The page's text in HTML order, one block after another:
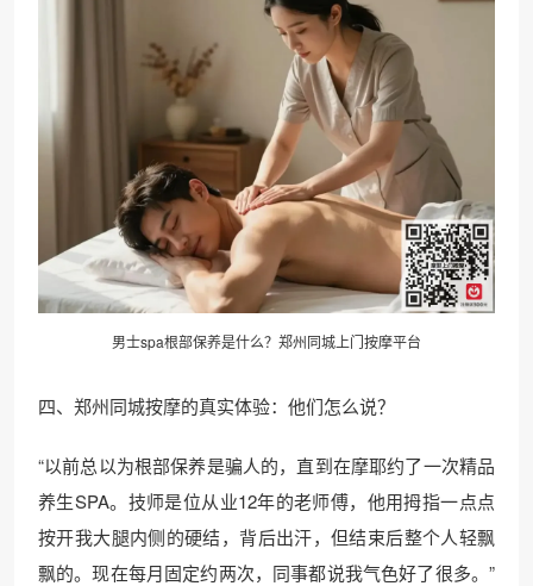
男士spa根部保养是什么？ 郑州同城 上门按摩平台
四、郑州同城按摩的真实体验：他们怎么说？
“以前总以为根部保养是骗人的，直到在摩耶约了一次精品
养生SPA。技师是位从业12年的老师傅，他用拇指一点点
按开我大腿内侧的硬结，背后出汗，但结束后整个人轻飘
飘的。现在每月固定约两次，同事都说我气色好了很多。”